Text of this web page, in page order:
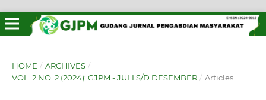
HOME / ARCHIVES /
VOL. 2 NO. 2 (2024): GJPM - JULI S/D DESEMBER / Articles